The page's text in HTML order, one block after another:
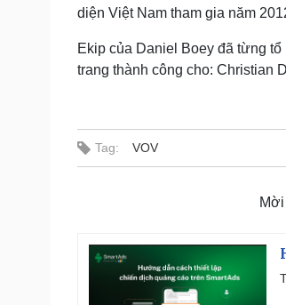
diện Việt Nam tham gia năm
Ekip của Daniel Boey đã từng
trang thành công cho: Christian
Tag: VOV